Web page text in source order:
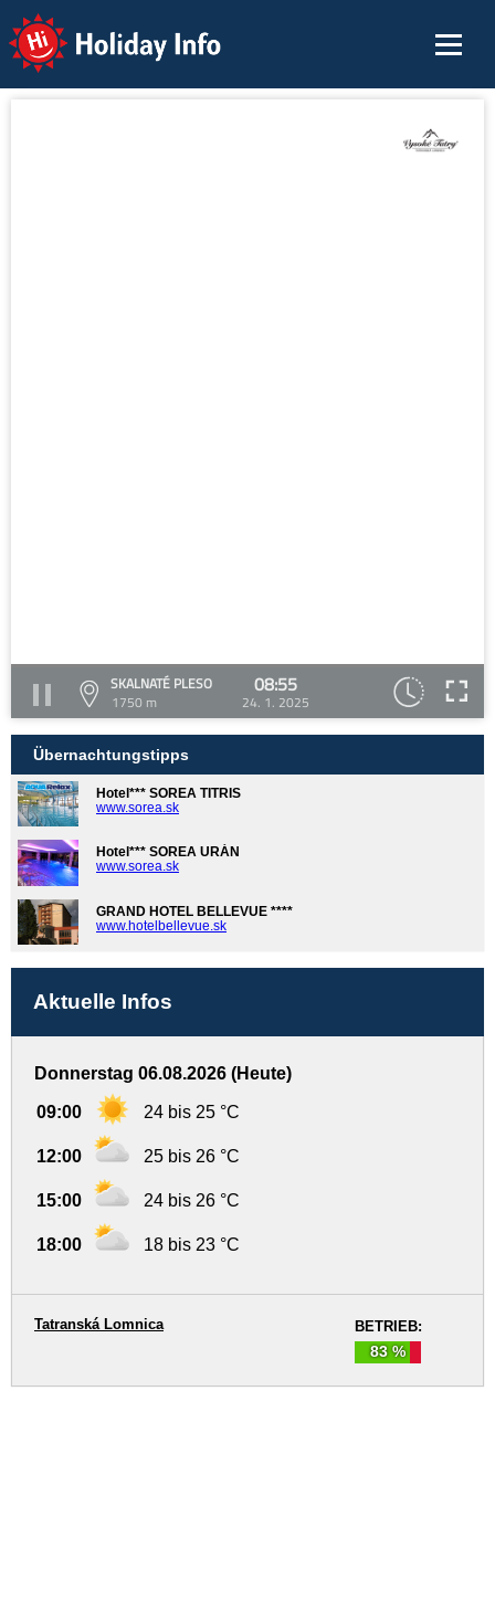
Holiday Info
SKALNATÉ PLESO
1750 m
08:55
24. 1. 2025
Übernachtungstipps
Hotel*** SOREA TITRIS
www.sorea.sk
Hotel*** SOREA URÁN
www.sorea.sk
GRAND HOTEL BELLEVUE ****
www.hotelbellevue.sk
Aktuelle Infos
Donnerstag 06.08.2026 (Heute)
09:00 24 bis 25 °C
12:00 25 bis 26 °C
15:00 24 bis 26 °C
18:00 18 bis 23 °C
BETRIEB:
83 %
Tatranská Lomnica